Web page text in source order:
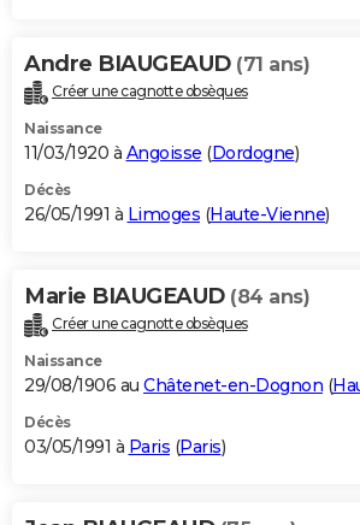
Andre BIAUGEAUD (71 ans)
Créer une cagnotte obsèques
Naissance
11/03/1920 à Angoisse (Dordogne)
Décès
26/05/1991 à Limoges (Haute-Vienne)
Marie BIAUGEAUD (84 ans)
Créer une cagnotte obsèques
Naissance
29/08/1906 au Châtenet-en-Dognon (
Décès
03/05/1991 à Paris (Paris)